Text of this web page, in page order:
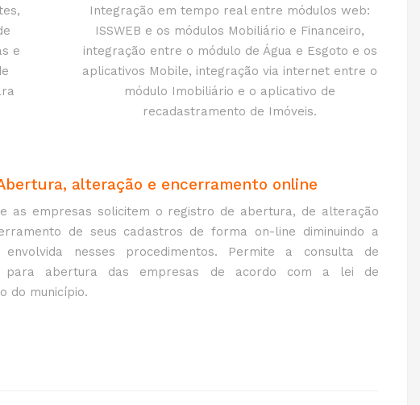
e
Integração em tempo real entre módulos web:
ISSWEB e os módulos Mobiliário e Financeiro,
integração entre o módulo de Água e Esgoto e os
aplicativos Mobile, integração via internet entre o
módulo Imobiliário e o aplicativo de
recadastramento de Imóveis.
alteração e encerramento online
as empresas solicitem o registro de abertura, de alteração
de seus cadastros de forma on-line diminuindo a
envolvida nesses procedimentos. Permite a consulta de
para abertura das empresas de acordo com a lei de
do município.